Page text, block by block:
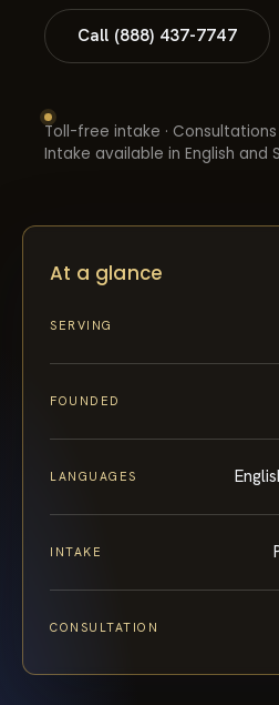
Call (888) 437-7747
Toll-free intake ·
Intake available in English and
At a glance
SERVING
FOUNDED
LANGUAGES
INTAKE
CONSULTATION